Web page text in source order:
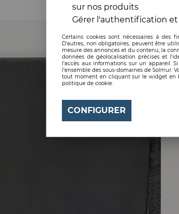
sur nos produits
Gérer l'authentification
Certains cookies sont nécessaires à des
D'autres, non obligatoires, peuvent être
mesure des annonces et du contenu, la
données de géolocalisation précises et
l'accès aux informations sur un appareil.
l’ensemble des sous-domaines de Solmur.
tout moment en cliquant sur le widget en
politique de cookie.
CONFIGURER